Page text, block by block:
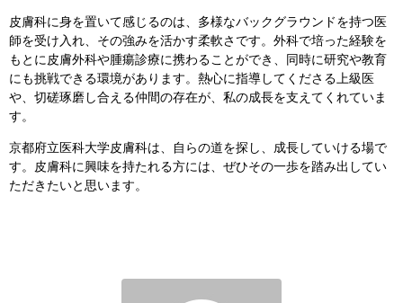
皮膚科に身を置いて感じるのは、多様なバックグラウンドを持つ医
師を受け入れ、その強みを活かす柔軟さです。外科で培った経験を
もとに皮膚外科や腫瘍診療に携わることができ、同時に研究や教育
にも挑戦できる環境があります。熱心に指導してくださる上級医
や、切磋琢磨し合える仲間の存在が、私の成長を支えてくれていま
す。
京都府立医科大学皮膚科は、自らの道を探し、成長していける場で
す。皮膚科に興味を持たれる方には、ぜひその一歩を踏み出してい
ただきたいと思います。